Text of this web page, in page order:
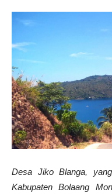
Desa Jiko Blanga,
Kabupaten Bolaang